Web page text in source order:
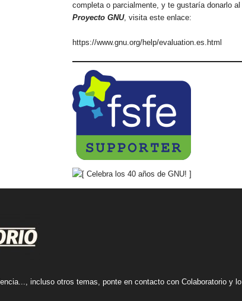
completa o parcialmente, y te gustaría donarlo al
Proyecto GNU, visita este enlace:
https://www.gnu.org/help/evaluation.es.html
incluso otros temas, ponte en contacto con Colaboratorio y lo